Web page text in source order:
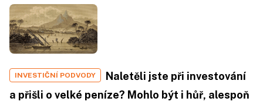
INVESTIČNÍ PODVODY
Naletěli jste při investování
a přišli o velké peníze? Mohlo být i hůř, alespoň